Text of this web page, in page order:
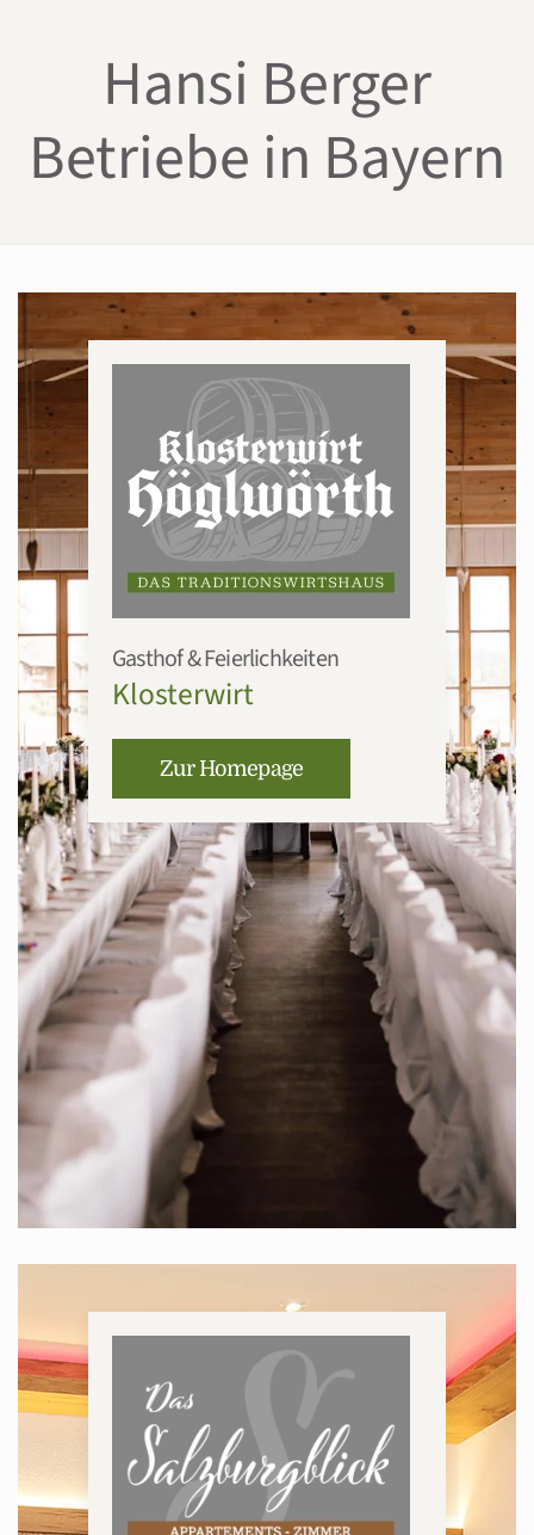
Skip to main content
Hansi Berger
Betriebe in Bayern
Gasthof & Feierlichkeiten
Klosterwirt
Zur Homepage